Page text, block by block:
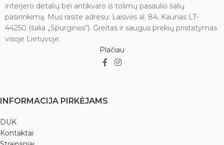
erdvėje suteikia apsaugos,
stiprybės ir stabilumo pojūtį,
skatina drąsą bei dvasinį tvirtumą.
Tai prasminga dovana
dvasinę simboliką ir vidinės galios
idėją.
interjero detalių bei antikvaro iš tolimų pasaulio šalių
pasirinkimą. Mus rasite adresu: Laisvės al. 84, Kaunas LT-
44250 (šalia „Spurginės“). Greitas ir saugus prekių pristatymas
visoje Lietuvoje.
Plačiau
INFORMACIJA PIRKĖJAMS
DUK
Kontaktai